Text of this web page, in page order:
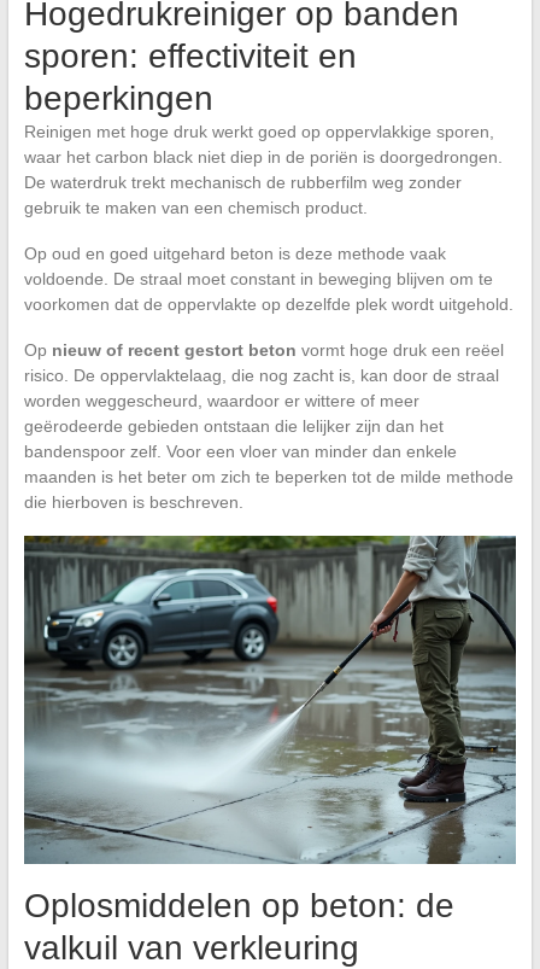
Hogedrukreiniger op banden
sporen: effectiviteit en
beperkingen
Reinigen met hoge druk werkt goed op oppervlakkige sporen,
waar het carbon black niet diep in de poriën is doorgedrongen.
De waterdruk trekt mechanisch de rubberfilm weg zonder
gebruik te maken van een chemisch product.
Op oud en goed uitgehard beton is deze methode vaak
voldoende. De straal moet constant in beweging blijven om te
voorkomen dat de oppervlakte op dezelfde plek wordt uitgehold.
Op nieuw of recent gestort beton vormt hoge druk een reëel
risico. De oppervlaktelaag, die nog zacht is, kan door de straal
worden weggescheurd, waardoor er wittere of meer
geërodeerde gebieden ontstaan die lelijker zijn dan het
bandenspoor zelf. Voor een vloer van minder dan enkele
maanden is het beter om zich te beperken tot de milde methode
die hierboven is beschreven.
Oplosmiddelen op beton: de
valkuil van verkleuring